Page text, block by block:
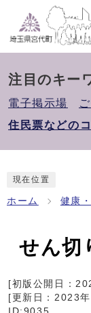
注目のキー
電子掲示場
住民票などの
現在位置
ホーム 健康
せん切
[初版公開日：
[更新日： 2023